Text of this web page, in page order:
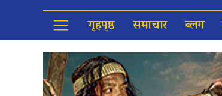
गृहपृष्ठ समाचार ब्लग